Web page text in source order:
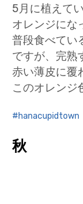
5月に植えて
オレンジにな
普段食べてい
ですが、完熟
赤い薄皮に覆
このオレンジ
hanacupidtown
秋